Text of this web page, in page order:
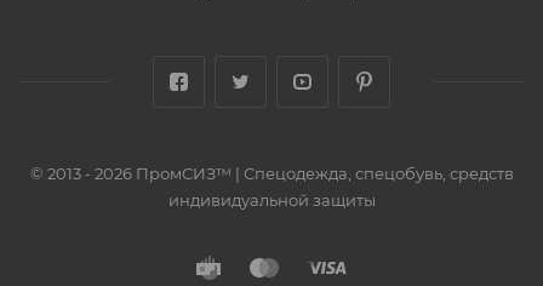
© 2013 - 2026 ПромСИЗ™ | Спецодежда, спецобувь, средств
индивидуальной защиты